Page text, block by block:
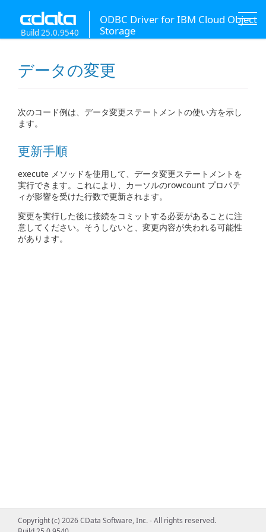
ODBC Driver for IBM Cloud Object
Storage
Build 25.0.9540
データの変更
次のコード例は、データ変更ステートメントの使い方を示し
ます。
更新手順
execute メソッドを使用して、データ変更ステートメントを
実行できます。これにより、カーソルのrowcount プロパテ
ィが影響を受けた行数で更新されます。
変更を実行した後に接続をコミットする必要があることに注
意してください。そうしないと、変更内容が失われる可能性
があります。
Copyright (c) 2026 CData Software, Inc. - All rights reserved.